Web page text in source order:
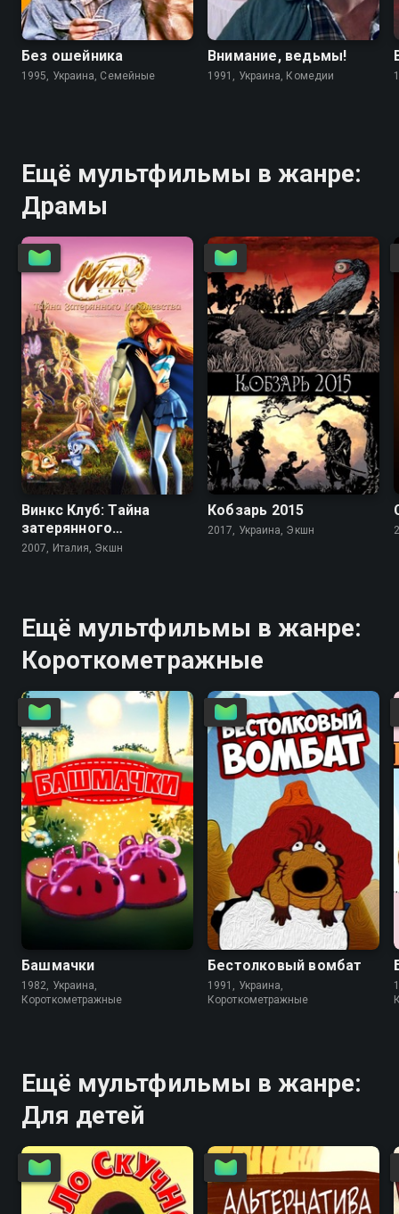
6.7 4.6
Без ошейника
1995, Украина, Семейные
5.6
Внимание, ведьмы!
1991, Украина, Комедии
Ещё мультфильмы в жанре:
Драмы
4.4 5.8
Винкс Клуб: Тайна
затерянного
королевства
2007, Италия, Экшн
7.5
Кобзарь 2015
2017, Украина, Экшн
Ещё мультфильмы в жанре:
Короткометражные
6.6 5.9
Башмачки
1982, Украина,
Короткометражные
7.0
Бестолковый вомбат
1991, Украина,
Короткометражные
Ещё мультфильмы в жанре:
Для детей